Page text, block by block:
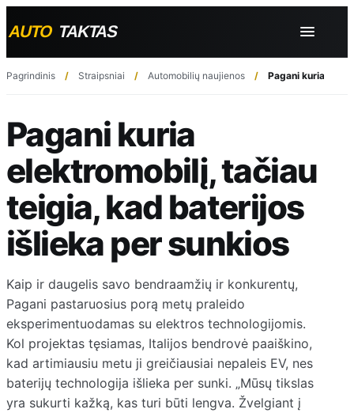
Pagrindinis Straipsniai Automobilių naujienos Pagani kuria
Pagani kuria
elektromobilį, tačiau
teigia, kad baterijos
išlieka per sunkios
Kaip ir daugelis savo bendraamžių ir konkurentų,
Pagani pastaruosius porą metų praleido
eksperimentuodamas su elektros technologijomis.
Kol projektas tęsiamas, Italijos bendrovė paaiškino,
kad artimiausiu metu ji greičiausiai nepaleis EV, nes
baterijų technologija išlieka per sunki. „Mūsų tikslas
yra sukurti kažką, kas turi būti lengva. Žvelgiant į